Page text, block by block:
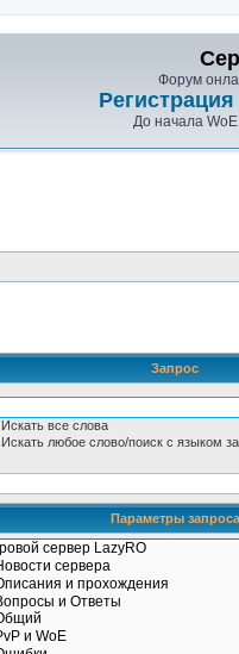
Форум
Регистрация
До начала
Запрос
Искать все слова
Искать любое слово/поиск с языком
Параметры запроса